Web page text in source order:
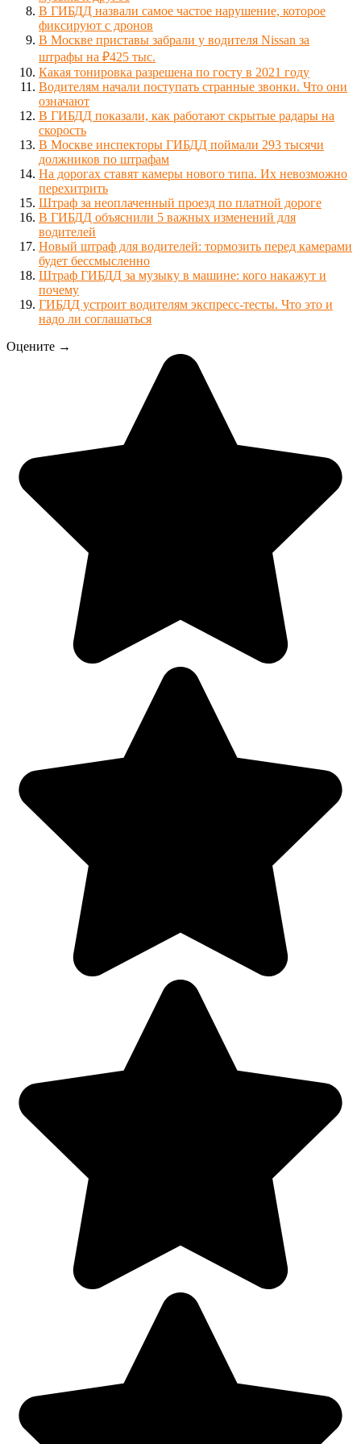
В ГИБДД назвали самое частое нарушение, которое
фиксируют с дронов
В Москве приставы забрали у водителя Nissan за
штрафы на ₽425 тыс.
Какая тонировка разрешена по госту в 2021 году
Водителям начали поступать странные звонки. Что они
означают
В ГИБДД показали, как работают скрытые радары на
скорость
В Москве инспекторы ГИБДД поймали 293 тысячи
должников по штрафам
На дорогах ставят камеры нового типа. Их невозможно
перехитрить
Штраф за неоплаченный проезд по платной дороге
В ГИБДД объяснили 5 важных изменений для
водителей
Новый штраф для водителей: тормозить перед камерами
будет бессмысленно
Штраф ГИБДД за музыку в машине: кого накажут и
почему
ГИБДД устроит водителям экспресс-тесты. Что это и
надо ли соглашаться
Оцените →